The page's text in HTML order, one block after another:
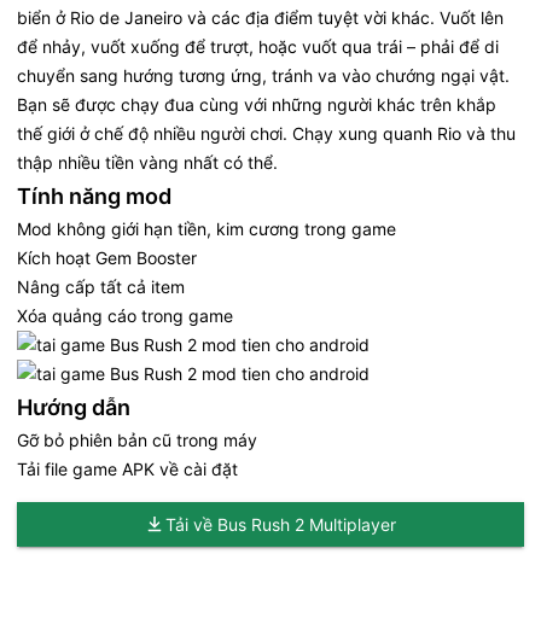
biển ở Rio de Janeiro và các địa điểm tuyệt vời khác. Vuốt lên
để nhảy, vuốt xuống để trượt, hoặc vuốt qua trái – phải để di
chuyển sang hướng tương ứng, tránh va vào chướng ngại vật.
Bạn sẽ được chạy đua cùng với những người khác trên khắp
thế giới ở chế độ nhiều người chơi. Chạy xung quanh Rio và thu
thập nhiều tiền vàng nhất có thể.
Tính năng mod
Mod không giới hạn tiền, kim cương trong game
Kích hoạt Gem Booster
Nâng cấp tất cả item
Xóa quảng cáo trong game
Hướng dẫn
Gỡ bỏ phiên bản cũ trong máy
Tải file game APK về cài đặt
Tải về Bus Rush 2 Multiplayer